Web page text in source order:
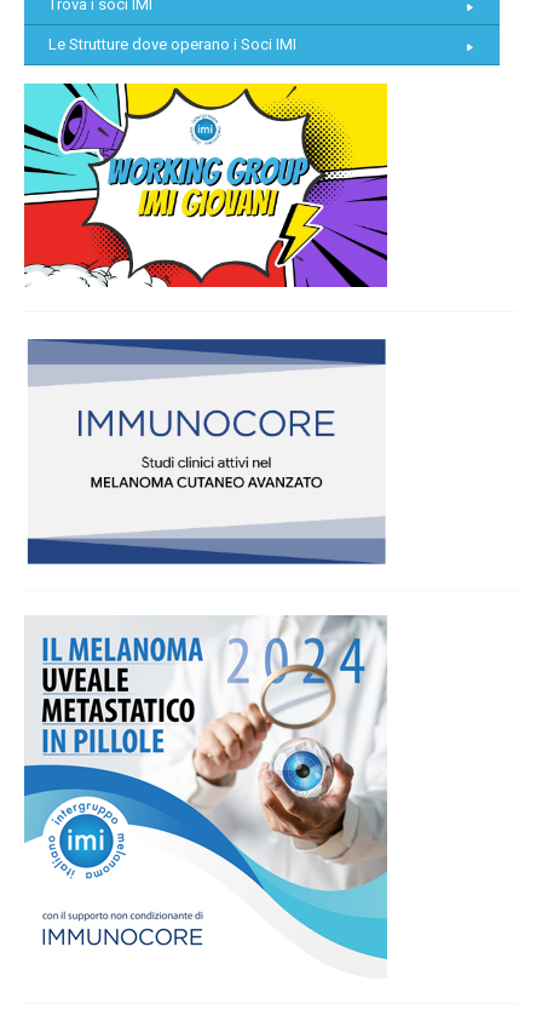
Trova i soci IMI
Le Strutture dove operano i Soci IMI